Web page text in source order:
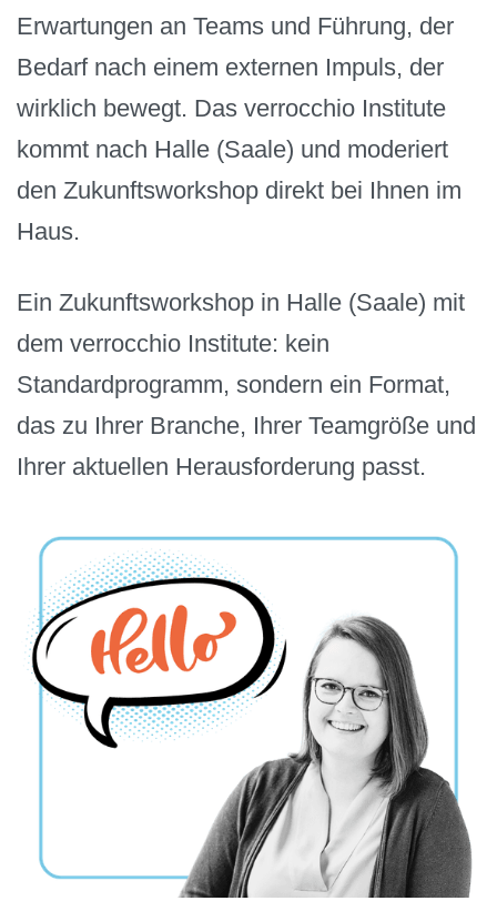
Erwartungen an Teams und Führung, der
Bedarf nach einem externen Impuls, der
wirklich bewegt. Das verrocchio Institute
kommt nach Halle (Saale) und moderiert
den Zukunftsworkshop direkt bei Ihnen im
Haus.
Ein Zukunftsworkshop in Halle (Saale) mit
dem verrocchio Institute: kein
Standardprogramm, sondern ein Format,
das zu Ihrer Branche, Ihrer Teamgröße und
Ihrer aktuellen Herausforderung passt.